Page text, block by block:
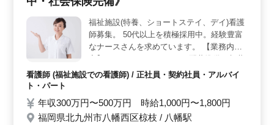
し、安心して仕事に取り組める環境が整っていま
す。 ＜キャリアアップの機会＞ 看護師実務経験5年
以上が求められるため、経験豊富な方にとっては新たな
キャリアチャレンジの場として適しています。福祉施設
での勤務経験は、専門性やスキルの向上に繋がります。
また、福祉の現場での経験は、人間的な成長も促進しま
す。
福祉施設(特養、ショートステイ、デイ)看護
師募集。 50代以上を積極採用中。経験豊富
なナースさんを求めています。 【業務内
容】 ・バイタルチェック ・配薬準備、与薬
・簡単な医療処置 ・入浴の介助 ・ベッドメ
予防、蔓延の防止 など 《備考》 ・60代採用
実績あり。40代〜60代を積極面接中。年齢
看護師 (福祉施設での看護師) / 正社員・契約社員・アルバイ
ト・パート
年収300万円〜500万円 時給1,000円〜1,800円
福岡県北九州市八幡西区椋枝 / 八幡駅